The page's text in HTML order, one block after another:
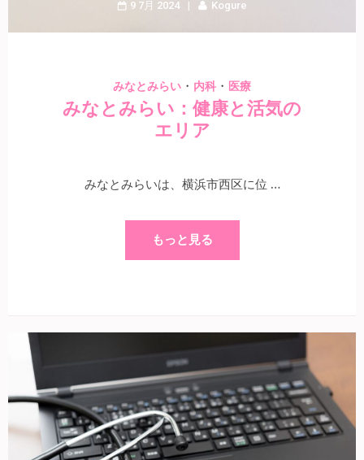
9 7月 2024 Kogure
みなとみらい ・ 内科 ・ 医療
みなとみらい：健康と活気の
エリア
みなとみらいは、横浜市西区に位 …
もっと見る